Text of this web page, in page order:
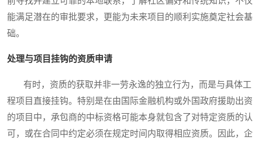
能满足潜在的审批要求，更能为未来项目的顺利实施奠定社会基
础。
处理与项目挂钩的资质申请
有时，资质的获取并非一劳永逸的独立行为，而是与具体工
程项目直接挂钩。特别是在由国际金融机构或外国政府援助出资
的项目中，承包商的中标资格可能本身就包含了对特定资质的认
可，或在合同中约定必须在规定时间内取得相应资质。因此，企